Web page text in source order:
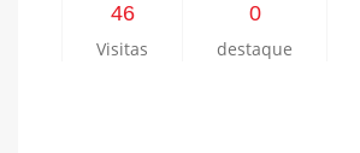
46
Visitas
0
destaque